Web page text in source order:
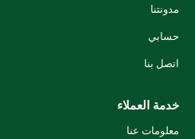
مدونتنا
حسابي
اتصل بنا
خدمة العملاء
معلومات عنا